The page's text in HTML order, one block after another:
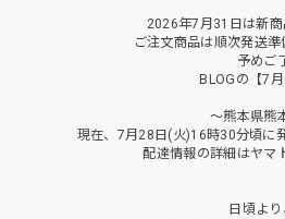
2026年7月31日は新商
ご注文商品は順次発送
予めご
BLOGの【7
～熊本県熊
現在、7月28日(火)16時30分頃に
配達情報の詳細はヤマ
日頃よ